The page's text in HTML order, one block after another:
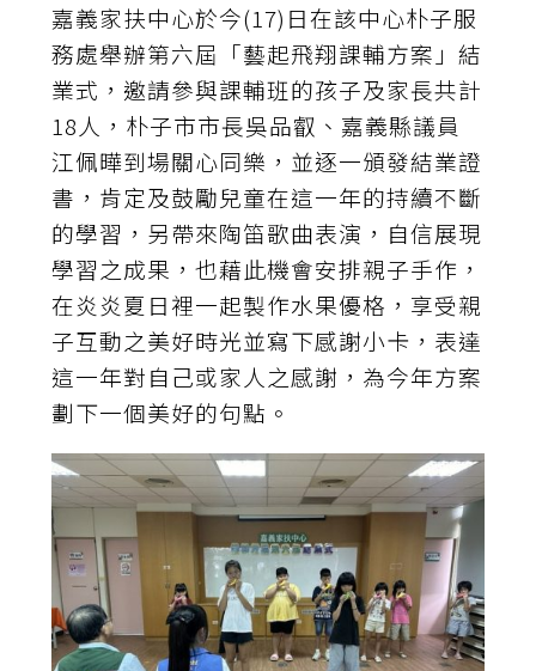
嘉義家扶中心於今(17)日在該中心朴子服
務處舉辦第六屆「藝起飛翔課輔方案」結
業式，邀請參與課輔班的孩子及家長共計
18人，朴子市市長吳品叡、嘉義縣議員
江佩曄到場關心同樂，並逐一頒發結業證
書，肯定及鼓勵兒童在這一年的持續不斷
的學習，另帶來陶笛歌曲表演，自信展現
學習之成果，也藉此機會安排親子手作，
在炎炎夏日裡一起製作水果優格，享受親
子互動之美好時光並寫下感謝小卡，表達
這一年對自己或家人之感謝，為今年方案
劃下一個美好的句點。